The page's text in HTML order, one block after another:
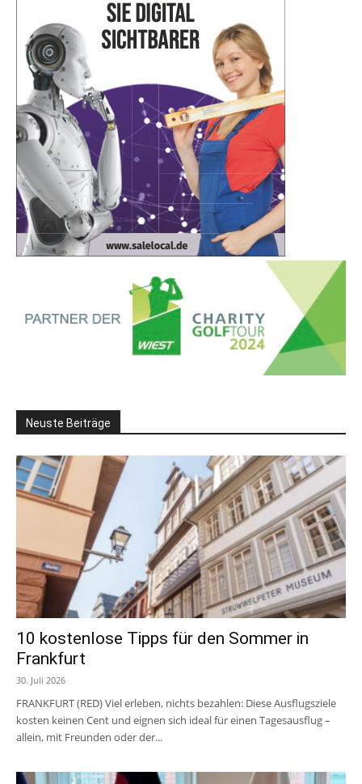
Neuste Beiträge
10 kostenlose Tipps für den Sommer in
Frankfurt
30. Juli 2026
FRANKFURT (RED) Viel erleben, nichts bezahlen: Diese Ausflugsziele
kosten keinen Cent und eignen sich ideal für einen Tagesausflug –
allein, mit Freunden oder der...